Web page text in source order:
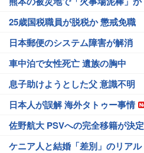
25歳国税職員が脱税か 懲戒免職
日本郵便のシステム障害が解消
車中泊で女性死亡 遺族の胸中
息子助けようとした父 意識不明
日本人が誤解 海外タトゥー事情
佐野航大 PSVへの完全移籍が決定
ケニア人と結婚「差別」のリアル